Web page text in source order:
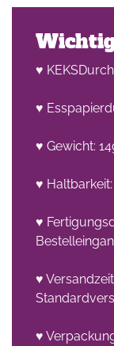
♥
♥
♥ Gewicht:
♥
♥
♥
♥